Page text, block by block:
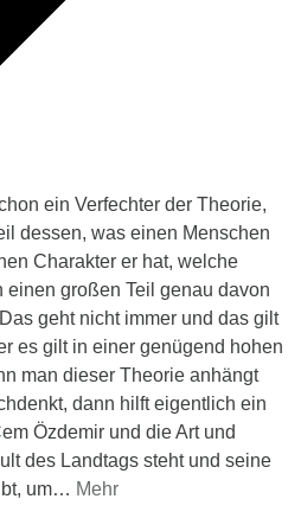
ein Verfechter der Theorie,
dessen, was einen Menschen
Charakter er hat, welche
großen Teil genau davon
geht nicht immer und das gilt
es gilt in einer genügend hohen
man dieser Theorie anhängt
dann hilft eigentlich ein
Özdemir und die Art und
des Landtags steht und seine
um… Mehr